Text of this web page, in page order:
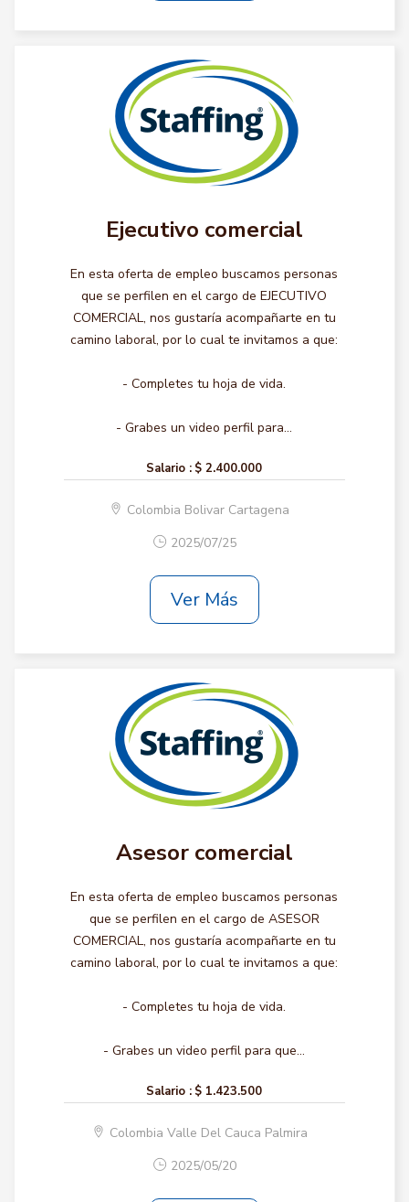
Ejecutivo comercial
En esta oferta de empleo buscamos personas
que se perfilen en el cargo de EJECUTIVO
COMERCIAL, nos gustaría acompañarte en tu
camino laboral, por lo cual te invitamos a que:
- Completes tu hoja de vida.
- Grabes un video perfil para...
Salario : $ 2.400.000
Colombia Bolivar Cartagena
2025/07/25
Ver Más
Asesor comercial
En esta oferta de empleo buscamos personas
que se perfilen en el cargo de ASESOR
COMERCIAL, nos gustaría acompañarte en tu
camino laboral, por lo cual te invitamos a que:
- Completes tu hoja de vida.
- Grabes un video perfil para que...
Salario : $ 1.423.500
Colombia Valle Del Cauca Palmira
2025/05/20